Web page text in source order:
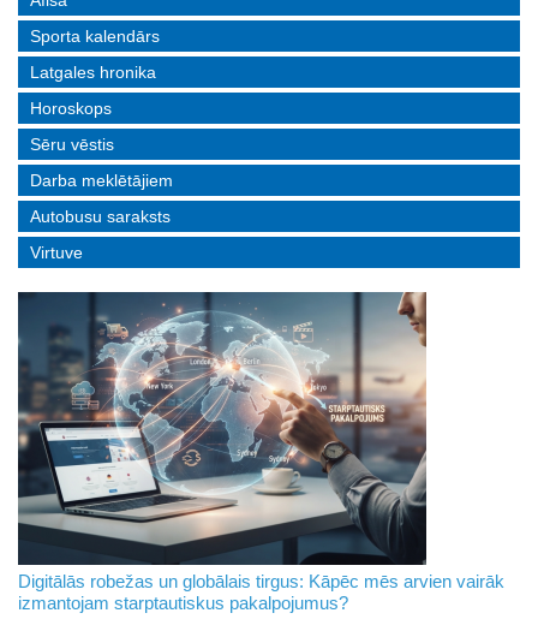
Sporta kalendārs
Latgales hronika
Horoskops
Sēru vēstis
Darba meklētājiem
Autobusu saraksts
Virtuve
Digitālās robežas un globālais tirgus: Kāpēc mēs arvien vairāk
izmantojam starptautiskus pakalpojumus?